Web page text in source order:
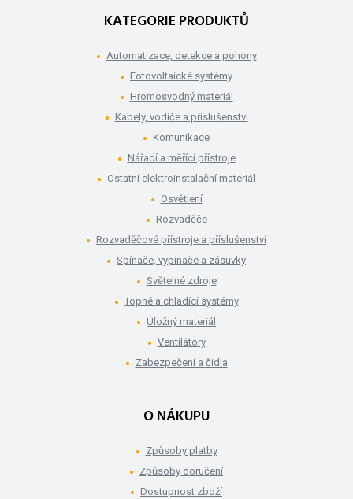
KATEGORIE PRODUKTŮ
Automatizace, detekce a pohony
Fotovoltaické systémy
Hromosvodný materiál
Kabely, vodiče a příslušenství
Komunikace
Nářadí a měřící přístroje
Ostatní elektroinstalační materiál
Osvětlení
Rozvaděče
Rozvaděčové přístroje a příslušenství
Spínače, vypínače a zásuvky
Světelné zdroje
Topné a chladící systémy
Úložný materiál
Ventilátory
Zabezpečení a čidla
O NÁKUPU
Způsoby platby
Způsoby doručení
Dostupnost zboží